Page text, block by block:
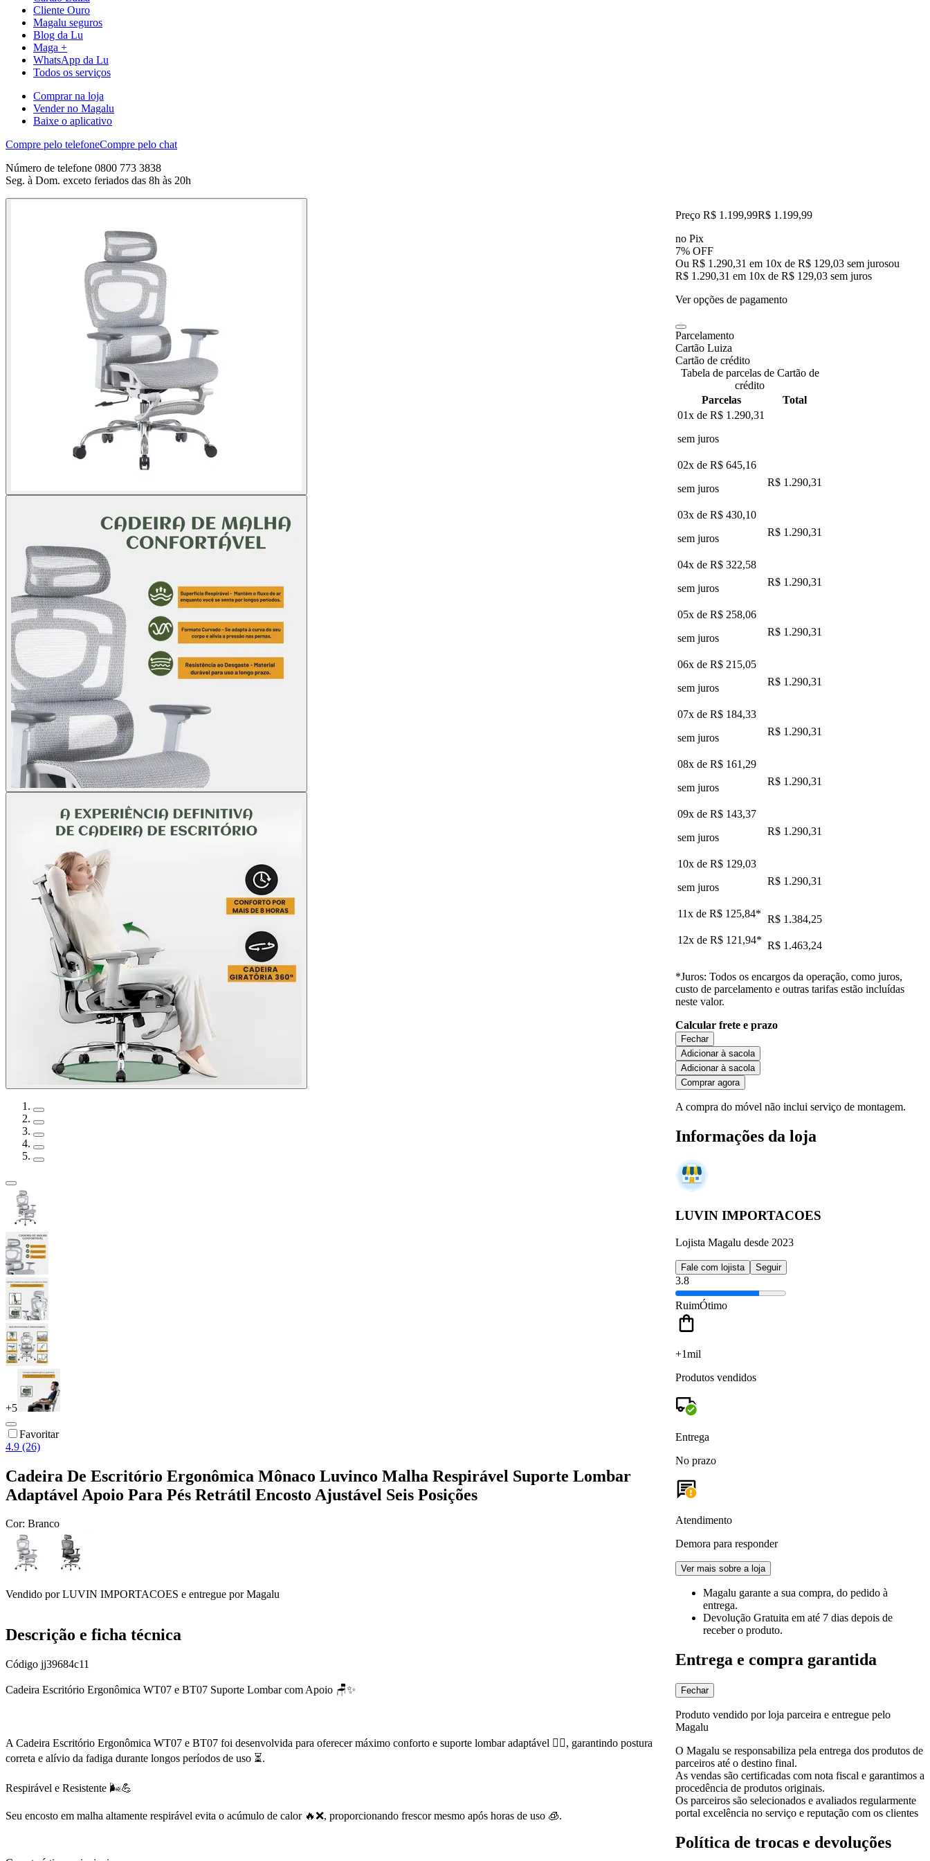
Cliente Ouro
Magalu seguros
Blog da Lu
Maga +
WhatsApp da Lu
Todos os serviços
Comprar na loja
Vender no Magalu
Baixe o aplicativo
Compre pelo telefoneCompre pelo chat
Número de telefone 0800 773 3838
Seg. à Dom. exceto feriados das 8h às 20h
+5
Favoritar
4.9 (26)
Cadeira De Escritório Ergonômica Mônaco Luvinco Malha Respirável Suporte Lombar
Adaptável Apoio Para Pés Retrátil Encosto Ajustável Seis Posições
Cor: Branco
Vendido porLUVIN IMPORTACOES e entregue por Magalu
Preço R$ 1.199,99R$ 1.199,99
no Pix
7% OFF
Ou R$ 1.290,31 em 10x de R$ 129,03 sem jurosou
R$ 1.290,31 em 10x de R$ 129,03 sem juros
Ver opções de pagamento
Parcelamento
Cartão Luiza
Cartão de crédito
Tabela de parcelas de Cartão de
crédito
Parcelas
Total
01x de R$ 1.290,31
sem juros
02x de R$ 645,16
sem juros
R$ 1.290,31
03x de R$ 430,10
sem juros
R$ 1.290,31
04x de R$ 322,58
sem juros
R$ 1.290,31
05x de R$ 258,06
sem juros
R$ 1.290,31
06x de R$ 215,05
sem juros
R$ 1.290,31
07x de R$ 184,33
sem juros
R$ 1.290,31
08x de R$ 161,29
sem juros
R$ 1.290,31
09x de R$ 143,37
sem juros
R$ 1.290,31
10x de R$ 129,03
sem juros
R$ 1.290,31
11x de R$ 125,84* R$ 1.384,25
12x de R$ 121,94* R$ 1.463,24
*Juros: Todos os encargos da operação, como juros,
custo de parcelamento e outras tarifas estão incluídas
neste valor.
Calcular frete e prazo
Fechar
Adicionar à sacola
Adicionar à sacola
Comprar agora
A compra do móvel não inclui serviço de montagem.
Informações da loja
LUVIN IMPORTACOES
Lojista Magalu desde 2023
Fale com lojista Seguir
3.8
RuimÓtimo
+1mil
Produtos vendidos
Entrega
No prazo
Atendimento
Demora para responder
Ver mais sobre a loja
Magalu garante a sua compra, do pedido à
entrega.
Devolução Gratuita em até 7 dias depois de
receber o produto.
Entrega e compra garantida
Fechar
Produto vendido por loja parceira e entregue pelo
Magalu
O Magalu se responsabiliza pela entrega dos produtos de
parceiros até o destino final.
As vendas são certificadas com nota fiscal e garantimos a
procedência de produtos originais.
Os parceiros são selecionados e avaliados regularmente
portal excelência no serviço e reputação com os clientes
Política de trocas e devoluções
Descrição e ficha técnica
Código jj39684c11
Cadeira Escritório Ergonômica WT07 e BT07 Suporte Lombar com Apoio 🪑✨
A Cadeira Escritório Ergonômica WT07 e BT07 foi desenvolvida para oferecer máximo conforto e suporte lombar adaptável 💆‍♂️, garantindo postura
correta e alívio da fadiga durante longos períodos de uso ⏳.
Respirável e Resistente 🌬️💪
Seu encosto em malha altamente respirável evita o acúmulo de calor 🔥❌, proporcionando frescor mesmo após horas de uso 🧊.